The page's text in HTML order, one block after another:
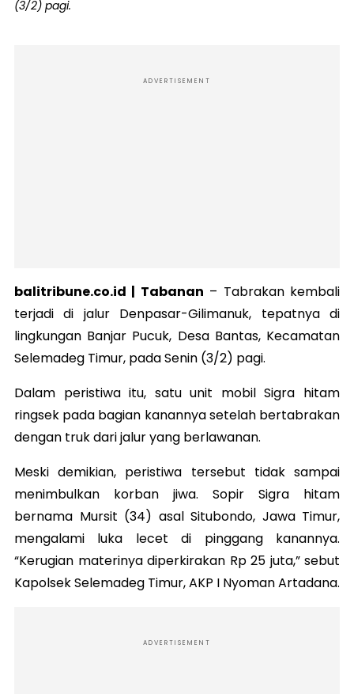
(3/2) pagi.
ADVERTISEMENT
balitribune.co.id | Tabanan – Tabrakan kembali
terjadi di jalur Denpasar-Gilimanuk, tepatnya di
lingkungan Banjar Pucuk, Desa Bantas, Kecamatan
Selemadeg Timur, pada Senin (3/2) pagi.
Dalam peristiwa itu, satu unit mobil Sigra hitam
ringsek pada bagian kanannya setelah bertabrakan
dengan truk dari jalur yang berlawanan.
Meski demikian, peristiwa tersebut tidak sampai
menimbulkan korban jiwa. Sopir Sigra hitam
bernama Mursit (34) asal Situbondo, Jawa Timur,
mengalami luka lecet di pinggang kanannya.
“Kerugian materinya diperkirakan Rp 25 juta,” sebut
Kapolsek Selemadeg Timur, AKP I Nyoman Artadana.
ADVERTISEMENT